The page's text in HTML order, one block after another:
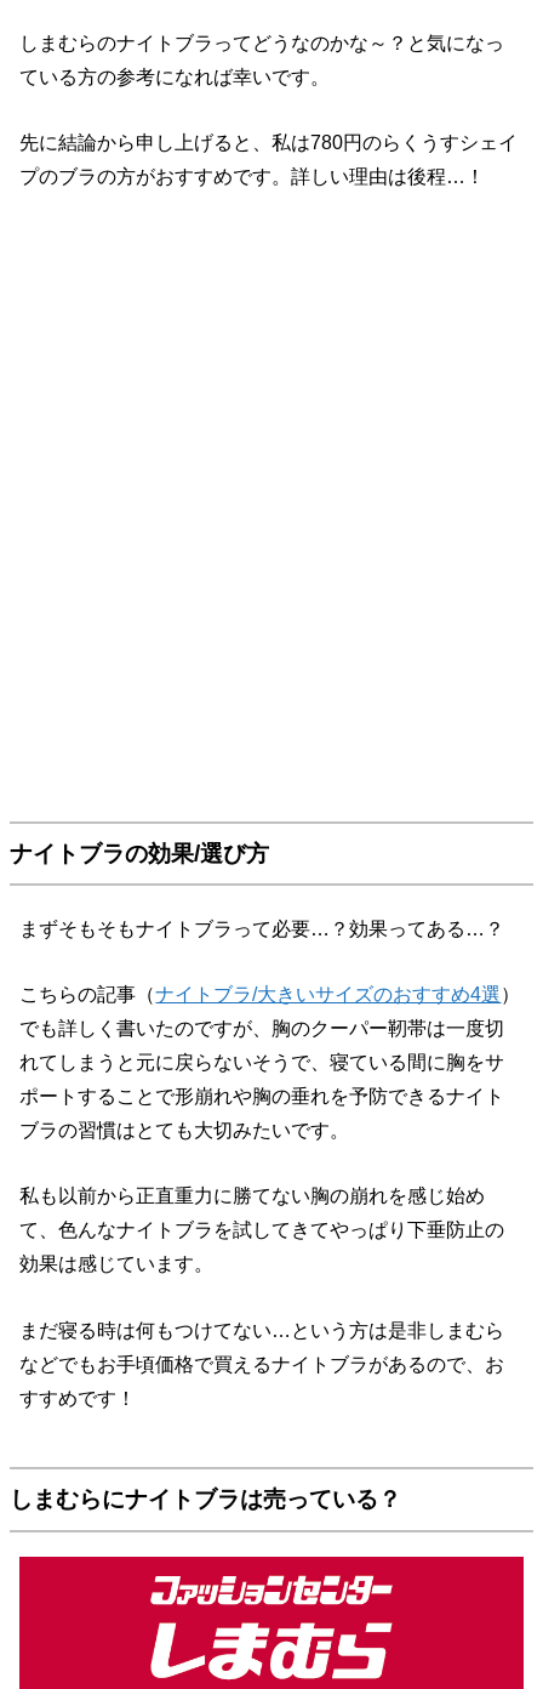
しまむらのナイトブラってどうなのかな～？と気になっ
ている方の参考になれば幸いです。
先に結論から申し上げると、私は780円のらくうすシェイ
プのブラの方がおすすめです。詳しい理由は後程…！
ナイトブラの効果/選び方
まずそもそもナイトブラって必要…？効果ってある…？
こちらの記事（ナイトブラ/大きいサイズのおすすめ4選）
でも詳しく書いたのですが、胸のクーパー靭帯は一度切
れてしまうと元に戻らないそうで、寝ている間に胸をサ
ポートすることで形崩れや胸の垂れを予防できるナイト
ブラの習慣はとても大切みたいです。
私も以前から正直重力に勝てない胸の崩れを感じ始め
て、色んなナイトブラを試してきてやっぱり下垂防止の
効果は感じています。
まだ寝る時は何もつけてない…という方は是非しまむら
などでもお手頃価格で買えるナイトブラがあるので、お
すすめです！
しまむらにナイトブラは売っている？